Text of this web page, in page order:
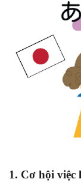
1. Cơ hội việc